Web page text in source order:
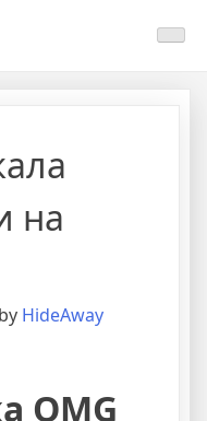
на
by HideAway
OMG